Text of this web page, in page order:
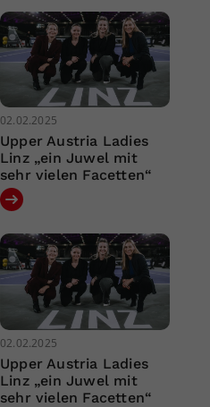
02.02.2025
Upper Austria Ladies
Linz „ein Juwel mit
sehr vielen Facetten“
02.02.2025
Upper Austria Ladies
Linz „ein Juwel mit
sehr vielen Facetten“